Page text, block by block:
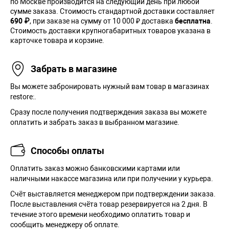
сумме заказа. Cтоимость стандартной доставки составляет
690 ₽, при заказе на сумму от 10 000 ₽ доставка бесплатна
Стоимость доставки крупногабаритных товаров указана в
карточке товара и корзине.
Забрать в магазине
Вы можете забронировать нужный вам товар в магазинах
restore:.
Сразу после получения подтверждения заказа вы можете
оплатить и забрать заказ в выбранном магазине.
Способы оплаты
Оплатить заказ можно банковскими картами или
наличными накассе магазина или при получении у курьера.
Cчёт выставляется менеджером при подтверждении заказа.
После выставления счёта товар резервируется на 2 дня. В
течение этого времени необходимо оплатить товар и
сообщить менеджеру об оплате.